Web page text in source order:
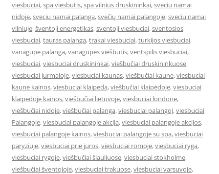
viesbuciai,spa viesbutis,spa vilnius druskininkai,sveciu namai
nidoje,sveciu namai palanga,svečių namai palangoje,sveciu namai
vilniuje,šventoji energetikas,sventoji viesbuciai,sventosios
viesbuciai,tauras palanga,trakai viesbuciai,turkijos viesbuciai,
vanagupe palanga,vanagupės viešbutis,ventspilis viesbuciai,
viesbuciai,viesbuciai druskininkai,viešbučiai druskininkuose,
viesbuciai jurmaloje,viesbuciai kaunas,viešbučiai kaune,viesbuciai
kaune kainos,viesbuciai klaipeda,viešbučiai klaipėdoje,viesbuciai
klaipedoje kainos,viešbučiai lietuvoje,viesbuciai londone,
viešbučiai nidoje,viešbučiai palanga,viesbuciai palangoj,viesbuciai
Palangoje,viesbuciai palangoje akcija,viesbuciai palangoje akcijos,
viesbuciai palangoje kainos,viesbuciai palangoje su spa,viesbuciai
paryziuje,viesbuciai prie juros,viesbuciai romoje,viesbuciai ryga,
viesbuciai rygoje,viešbučiai šiauliuose,viesbuciai stokholme,
viešbučiai šventojoje,viesbuciai trakuose,viesbuciai varsuvoje,